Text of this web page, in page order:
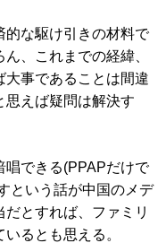
な駆け引きの材料で
、これまでの経緯、
大事であることは間違
思えば疑問は解決す
できる(PPAPだけで
という話が中国のメデ
とすれば、ファミリ
るとも思える。